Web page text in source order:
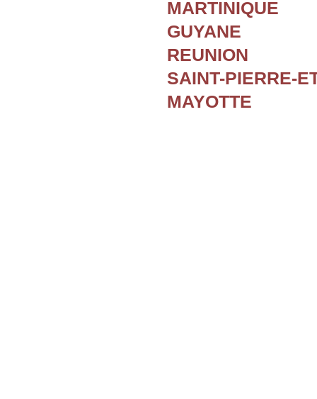
MARTINIQUE
GUYANE
REUNION
SAINT-PIERRE-
MAYOTTE